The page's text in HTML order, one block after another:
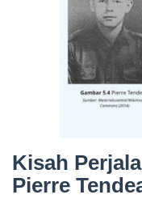
Kisah
Pierre